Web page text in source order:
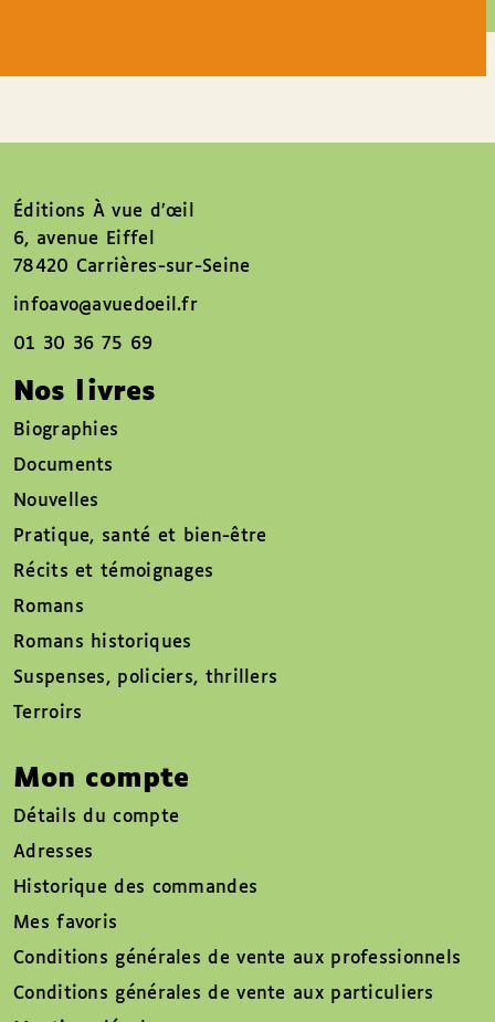
Éditions À vue d’œil
6, avenue Eiffel
78420 Carrières-sur-Seine
infoavo@avuedoeil.fr
01 30 36 75 69
Nos livres
Biographies
Documents
Nouvelles
Pratique, santé et bien-être
Récits et témoignages
Romans
Romans historiques
Suspenses, policiers, thrillers
Terroirs
Mon compte
Détails du compte
Adresses
Historique des commandes
Mes favoris
Conditions générales de vente aux professionnels
Conditions générales de vente aux particuliers